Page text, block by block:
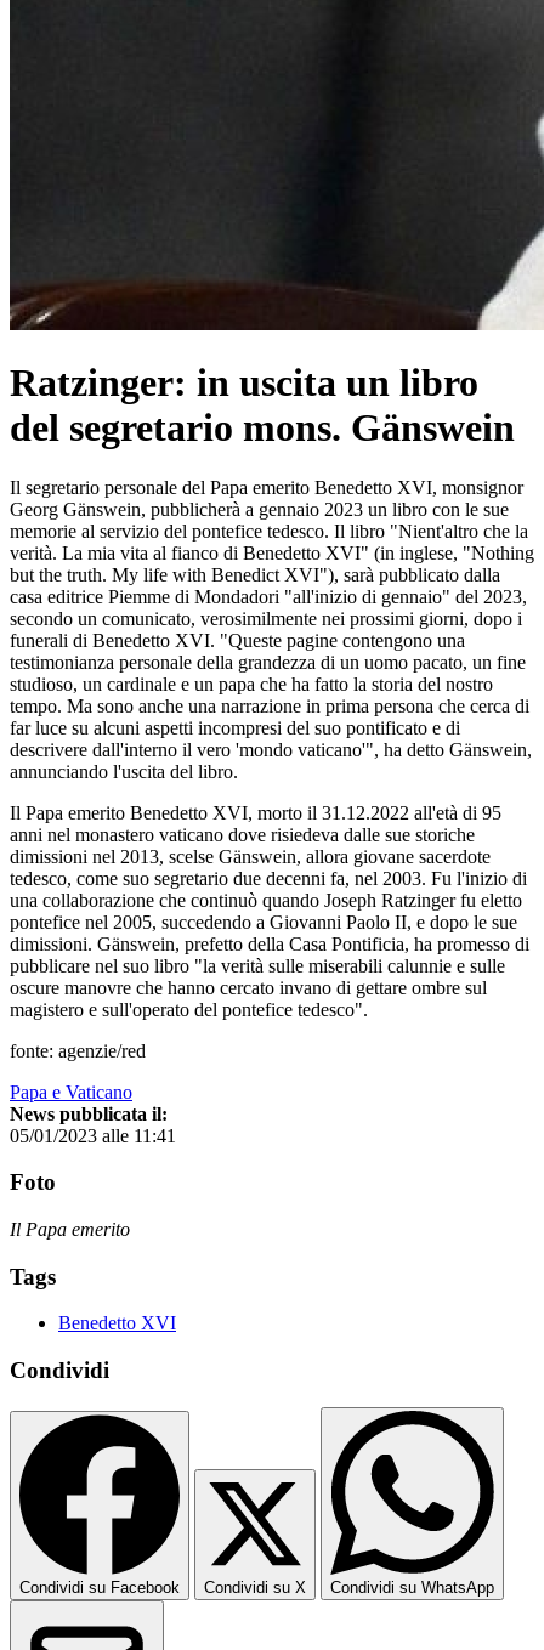
Ratzinger: in uscita un libro
del segretario mons. Gänswein
Il segretario personale del Papa emerito Benedetto XVI, monsignor
Georg Gänswein, pubblicherà a gennaio 2023 un libro con le sue
memorie al servizio del pontefice tedesco. Il libro "Nient'altro che la
verità. La mia vita al fianco di Benedetto XVI" (in inglese, "Nothing
but the truth. My life with Benedict XVI"), sarà pubblicato dalla
casa editrice Piemme di Mondadori "all'inizio di gennaio" del 2023,
secondo un comunicato, verosimilmente nei prossimi giorni, dopo i
funerali di Benedetto XVI. "Queste pagine contengono una
testimonianza personale della grandezza di un uomo pacato, un fine
studioso, un cardinale e un papa che ha fatto la storia del nostro
tempo. Ma sono anche una narrazione in prima persona che cerca di
far luce su alcuni aspetti incompresi del suo pontificato e di
descrivere dall'interno il vero 'mondo vaticano'", ha detto Gänswein,
annunciando l'uscita del libro.
Il Papa emerito Benedetto XVI, morto il 31.12.2022 all'età di 95
anni nel monastero vaticano dove risiedeva dalle sue storiche
dimissioni nel 2013, scelse Gänswein, allora giovane sacerdote
tedesco, come suo segretario due decenni fa, nel 2003. Fu l'inizio di
una collaborazione che continuò quando Joseph Ratzinger fu eletto
pontefice nel 2005, succedendo a Giovanni Paolo II, e dopo le sue
dimissioni. Gänswein, prefetto della Casa Pontificia, ha promesso di
pubblicare nel suo libro "la verità sulle miserabili calunnie e sulle
oscure manovre che hanno cercato invano di gettare ombre sul
magistero e sull'operato del pontefice tedesco".
fonte: agenzie/red
Papa e Vaticano
News pubblicata il:
05/01/2023 alle 11:41
Foto
Il Papa emerito
Tags
Benedetto XVI
Condividi
Condividi su Facebook Condividi su X Condividi su WhatsApp